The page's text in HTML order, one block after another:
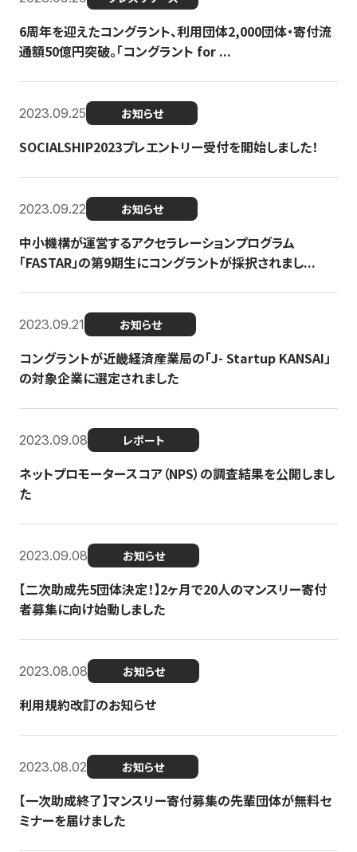
6周年を迎えたコングラント、利用団体2,000団体・寄付流
通額50億円突破。「コングラント for ...
2023.09.25 お知らせ
SOCIALSHIP2023プレエントリー受付を開始しました！
2023.09.22 お知らせ
中小機構が運営するアクセラレーションプログラム
「FASTAR」の第9期生にコングラントが採択されまし...
2023.09.21 お知らせ
コングラントが近畿経済産業局の「J- Startup KANSAI」
の対象企業に選定されました
2023.09.08 レポート
ネットプロモータースコア（NPS）の調査結果を公開しまし
た
2023.09.08 お知らせ
【二次助成先5団体決定！】2ヶ月で20人のマンスリー寄付
者募集に向け始動しました
2023.08.08 お知らせ
利用規約改訂のお知らせ
2023.08.02 お知らせ
【一次助成終了】マンスリー寄付募集の先輩団体が無料セ
ミナーを届けました